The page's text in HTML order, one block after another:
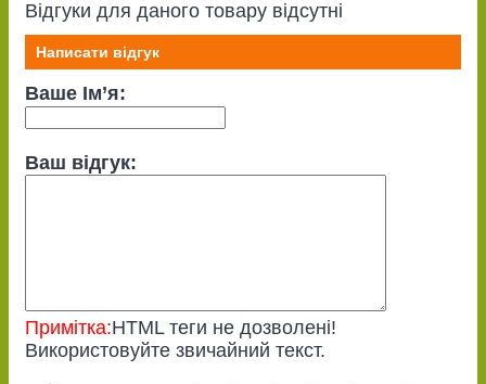
Відгуки для даного товару відсутні
Написати відгук
Ваше Ім’я:
Ваш відгук:
Примітка:HTML теги не дозволені!
Використовуйте звичайний текст.